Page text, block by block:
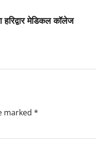
मेडिकल कॉलेज
marked *